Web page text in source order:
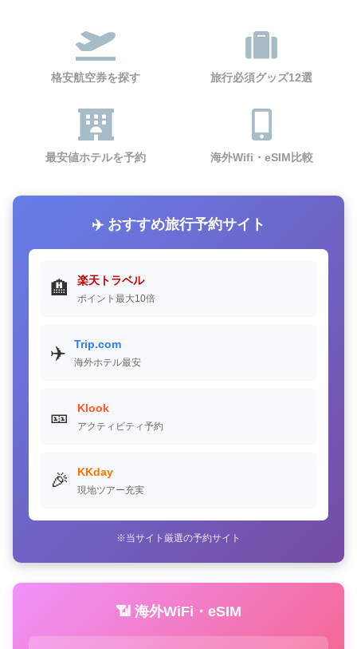
格安航空券を探す 旅行必須グッズ12選
最安値ホテルを予約 海外Wifi・eSIM比較
✈️ おすすめ旅行予約サイト
🏨 楽天トラベル
ポイント最大10倍
✈️ Trip.com
海外ホテル最安
🎫 Klook
アクティビティ予約
🎉 KKday
現地ツアー充実
※当サイト厳選の予約サイト
📶 海外WiFi・eSIM